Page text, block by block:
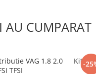
AU CUMPARAT
VAG 1.8 2.0
TFSI
-
Kit